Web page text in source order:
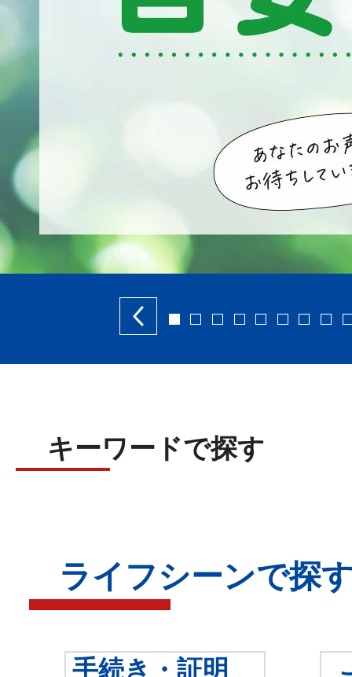
前へ
1 2 3 4 5 6 7 8
キーワードで探す
ライフシーンで探
手続き・証明